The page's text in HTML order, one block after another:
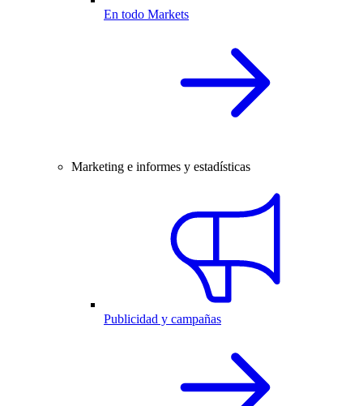
En todo Markets
Marketing e informes y estadísticas
Publicidad y campañas